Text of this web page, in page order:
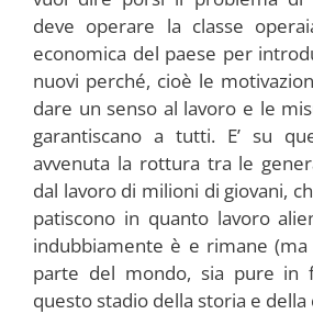
deve operare la classe
economica del paese per
nuovi perché, cioè le
dare un senso al lavoro e le
garantiscano a tutti. E’ su
avvenuta la rottura tra le
dal lavoro di milioni di giovani,
patiscono in quanto lavoro
indubbiamente è e rimane
parte del mondo, sia pure in
questo stadio della storia e della